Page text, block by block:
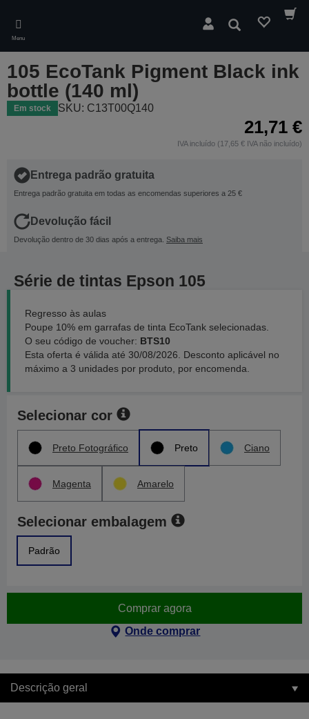
main
content
Menu
Pesquisar
105 EcoTank Pigment Black ink
bottle (140 ml)
Em stock SKU: C13T00Q140
21,71 €
IVA incluído (17,65 € IVA não incluído)
Entrega padrão gratuita
Entrega padrão gratuita em todas as encomendas superiores a 25 €
Devolução fácil
Devolução dentro de 30 dias após a entrega. Saiba mais
Série de tintas Epson 105
Regresso às aulas
Poupe 10% em garrafas de tinta EcoTank selecionadas.
O seu código de voucher: BTS10
Esta oferta é válida até 30/08/2026. Desconto aplicável no
máximo a 3 unidades por produto, por encomenda.
Selecionar cor
Preto Fotográfico Preto Ciano
Magenta Amarelo
Selecionar embalagem
Padrão
Comprar agora
Onde comprar
Descrição geral